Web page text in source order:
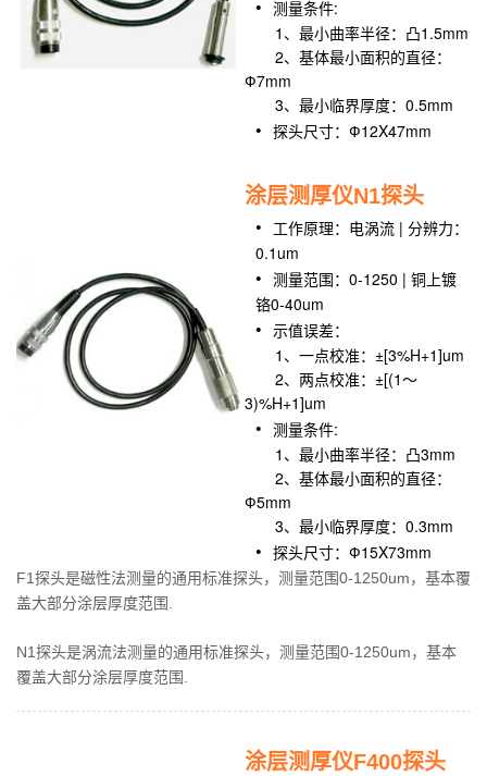
测量条件:
1、最小曲率半径：凸1.5mm
2、基体最小面积的直径：
Ф7mm
3、最小临界厚度：0.5mm
探头尺寸：Ф12X47mm
涂层测厚仪N1探头
工作原理：电涡流 | 分辨力：
0.1um
测量范围：0-1250 | 铜上镀
铬0-40um
示值误差：
1、一点校准：±[3%H+1]um
2、两点校准：±[(1～
3)%H+1]um
测量条件:
1、最小曲率半径：凸3mm
2、基体最小面积的直径：
Ф5mm
3、最小临界厚度：0.3mm
探头尺寸：Ф15X73mm
F1探头是磁性法测量的通用标准探头，测量范围0-1250um，基本覆
盖大部分涂层厚度范围.
N1探头是涡流法测量的通用标准探头，测量范围0-1250um，基本
覆盖大部分涂层厚度范围.
涂层测厚仪F400探头